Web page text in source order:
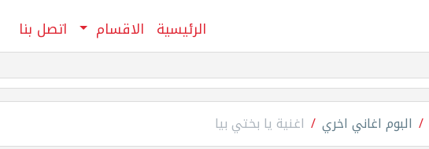
الرئيسية الاقسام اتصل بنا
البوم اغاني اخري اغنية يا بختي بيا